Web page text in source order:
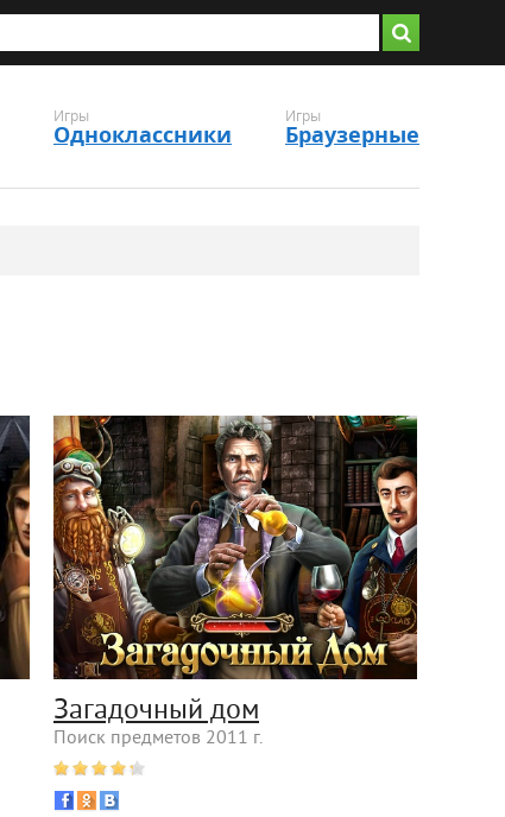
Игры
Одноклассники
Игры
Браузерные
Загадочный дом
Поиск предметов 2011 г.